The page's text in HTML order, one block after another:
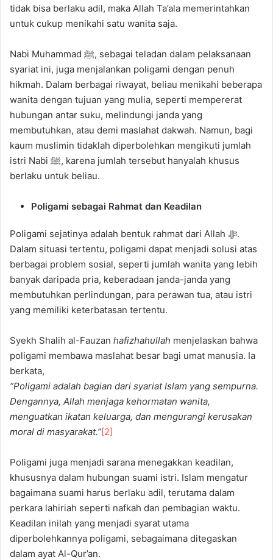
tidak bisa berlaku adil, maka Allah Ta’ala memerintahkan
untuk cukup menikahi satu wanita saja.
Nabi Muhammad ﷺ, sebagai teladan dalam pelaksanaan
syariat ini, juga menjalankan poligami dengan penuh
hikmah. Dalam berbagai riwayat, beliau menikahi beberapa
wanita dengan tujuan yang mulia, seperti mempererat
hubungan antar suku, melindungi janda yang
membutuhkan, atau demi maslahat dakwah. Namun, bagi
kaum muslimin tidaklah diperbolehkan mengikuti jumlah
istri Nabi ﷺ, karena jumlah tersebut hanyalah khusus
berlaku untuk beliau.
Poligami sebagai Rahmat dan Keadilan
Poligami sejatinya adalah bentuk rahmat dari Allah ﷻ.
Dalam situasi tertentu, poligami dapat menjadi solusi atas
berbagai problem sosial, seperti jumlah wanita yang lebih
banyak daripada pria, keberadaan janda-janda yang
membutuhkan perlindungan, para perawan tua, atau istri
yang memiliki keterbatasan tertentu.
Syekh Shalih al-Fauzan hafizhahullah menjelaskan bahwa
poligami membawa maslahat besar bagi umat manusia. Ia
berkata,
“Poligami adalah bagian dari syariat Islam yang sempurna.
Dengannya, Allah menjaga kehormatan wanita,
menguatkan ikatan keluarga, dan mengurangi kerusakan
moral di masyarakat.”[2]
Poligami juga menjadi sarana menegakkan keadilan,
khususnya dalam hubungan suami istri. Islam mengatur
bagaimana suami harus berlaku adil, terutama dalam
perkara lahiriah seperti nafkah dan pembagian waktu.
Keadilan inilah yang menjadi syarat utama
diperbolehkannya poligami, sebagaimana ditegaskan
dalam ayat Al-Qur’an.